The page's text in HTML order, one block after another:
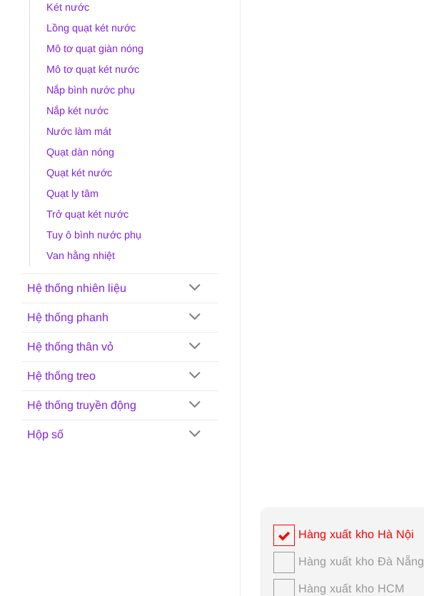
Két nước
Lồng quạt két nước
Mô tơ quạt giàn nóng
Mô tơ quạt két nước
Nắp bình nước phụ
Nắp két nước
Nước làm mát
Quạt dàn nóng
Quạt két nước
Quạt ly tâm
Trở quạt két nước
Tuy ô bình nước phụ
Van hằng nhiệt
Hệ thống nhiên liệu
Hệ thống phanh
Hệ thống thân vỏ
Hệ thống treo
Hệ thống truyền động
Hộp số
Hàng xuất kho Hà Nội
Hàng xuất kho Đà Nẵng
Hàng xuất kho HCM